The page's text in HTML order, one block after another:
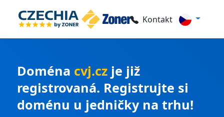
Kontakt
Doména cvj.cz je již
registrovaná. Registrujte si
doménu u jedničky na trhu!